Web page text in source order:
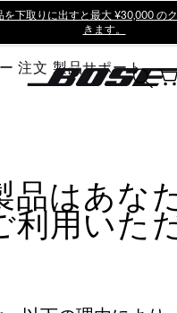
を下取りに出すと最大 ¥30,000 の
きます。
注文 製品サポート
品はあな
利用いた